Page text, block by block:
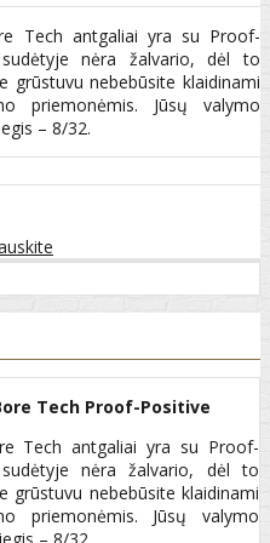
Tech antgaliai yra su Proof-
nėra žalvario, dėl to
grūstuvu nebebūsite klaidinami
priemonėmis. Jūsų valymo
– 8/32.
Tech Proof-Positive
Tech antgaliai yra su Proof-
nėra žalvario, dėl to
grūstuvu nebebūsite klaidinami
priemonėmis. Jūsų valymo
– 8/32.